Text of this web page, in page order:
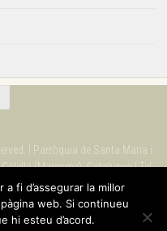
| Parròquia de Santa Maria i
(Maresme). Catalunya | Tel.
90fi d’assegurar la millor
pàgina web. Si continueu
hi esteu d’acord.